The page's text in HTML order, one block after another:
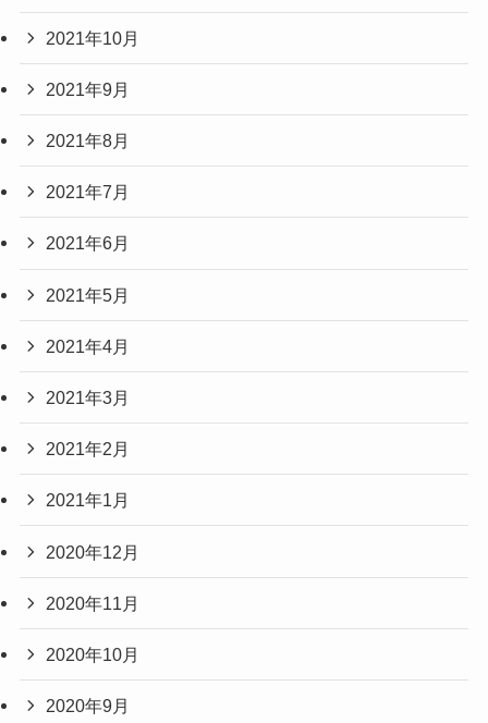
2021年10月
2021年9月
2021年8月
2021年7月
2021年6月
2021年5月
2021年4月
2021年3月
2021年2月
2021年1月
2020年12月
2020年11月
2020年10月
2020年9月